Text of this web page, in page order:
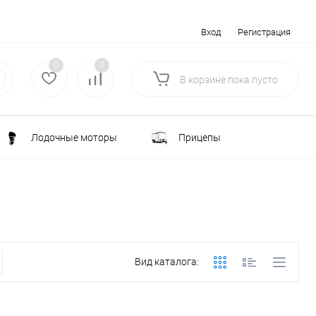
Вход Регистрация
0 0
В корзине пока пусто
Лодочные моторы Прицепы
РАСПРОДАЖАВид каталога: